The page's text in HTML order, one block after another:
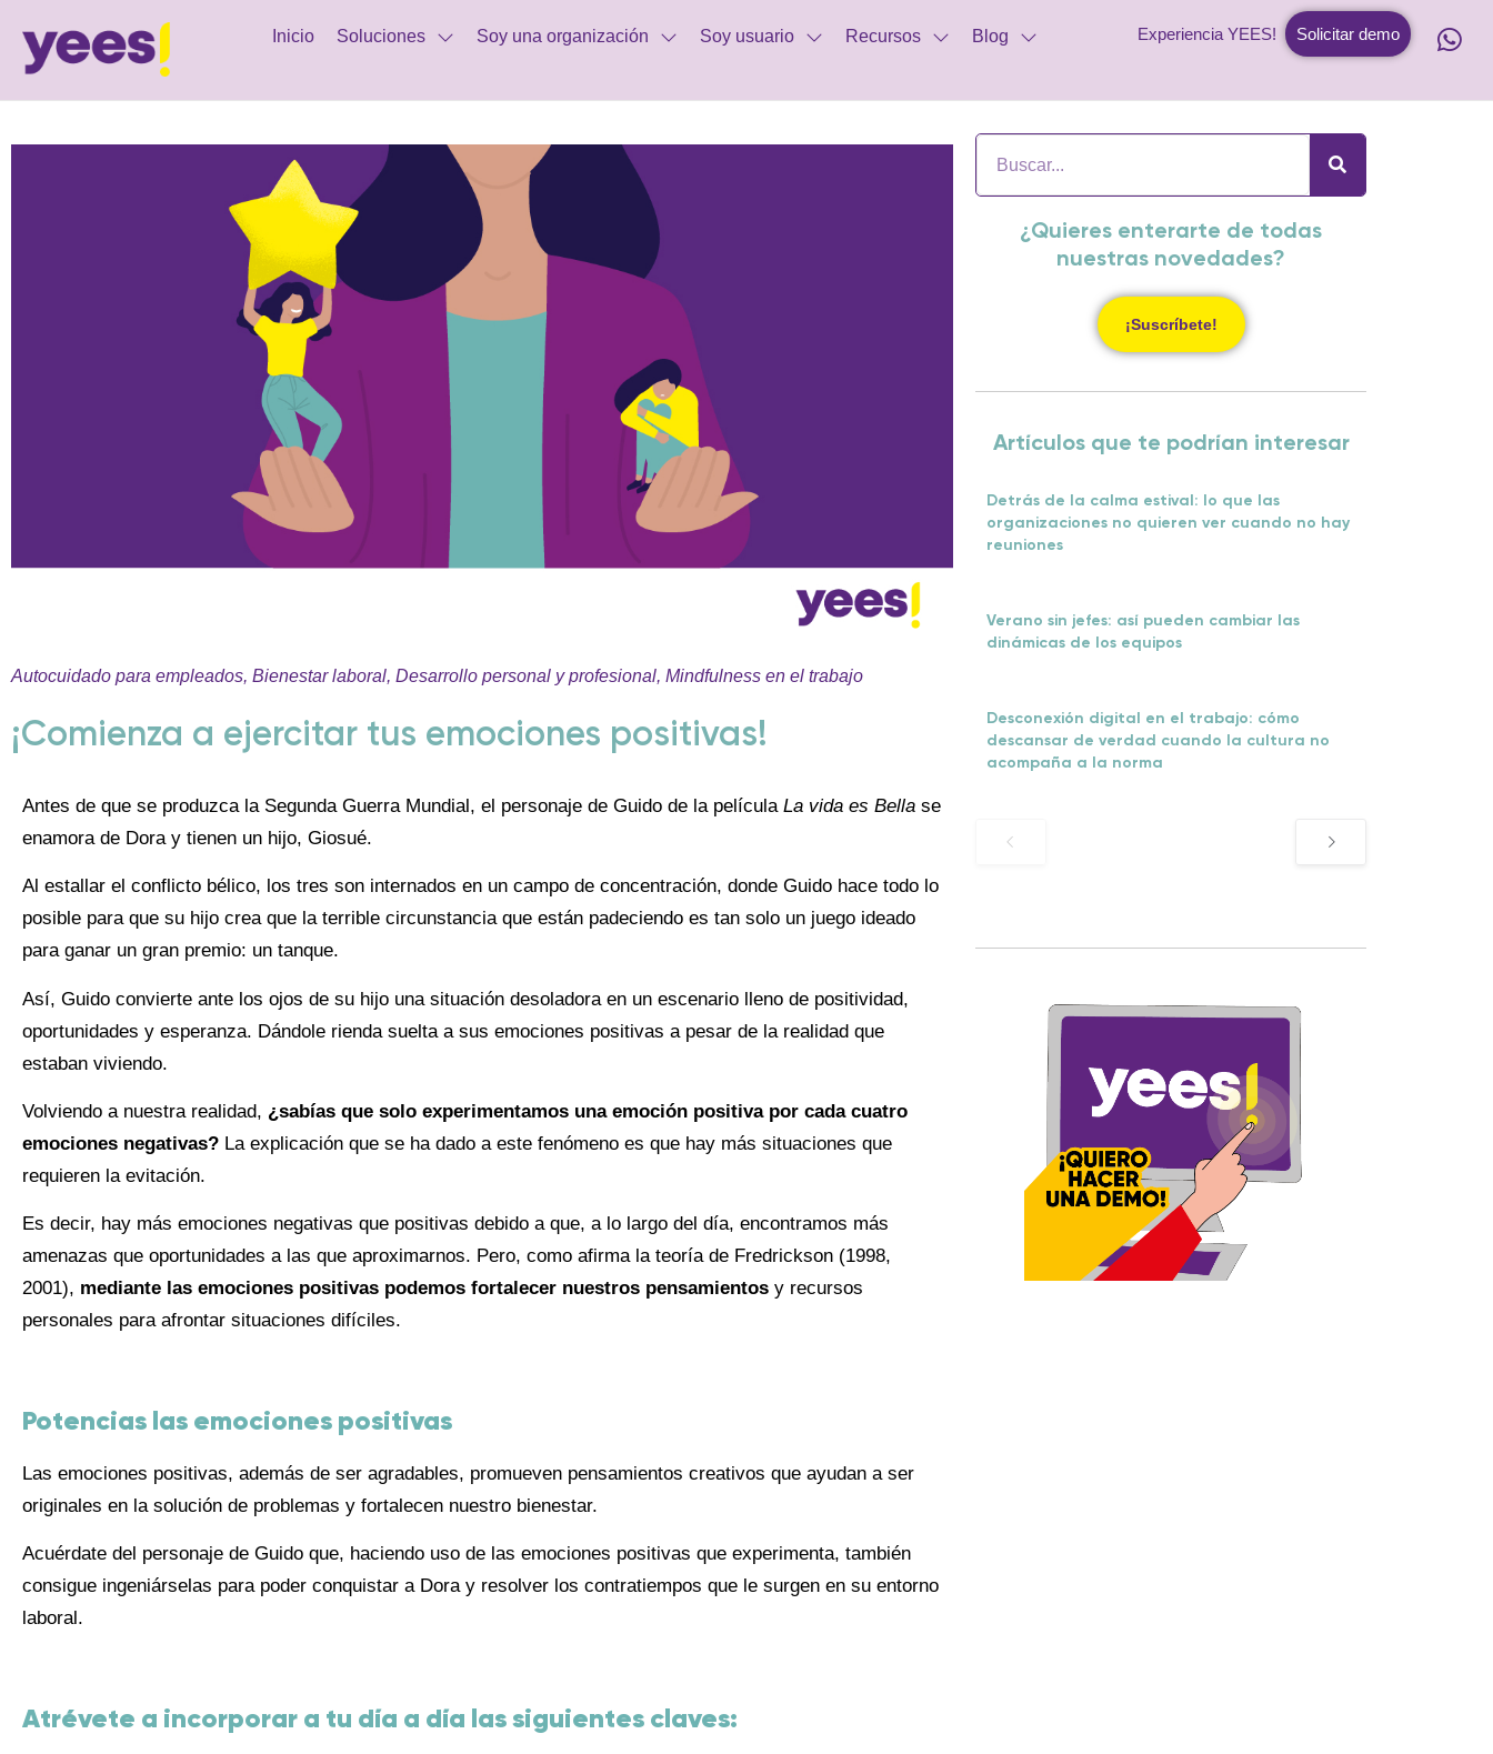
Inicio Soluciones Soy una organización Soy usuario Recursos Blog Experiencia YEES! Solicitar demo
Autocuidado para empleados, Bienestar laboral, Desarrollo personal y profesional, Mindfulness en el trabajo
¡Comienza a ejercitar tus emociones positivas!
Antes de que se produzca la Segunda Guerra Mundial, el personaje de Guido de la película La vida es Bella se
enamora de Dora y tienen un hijo, Giosué.
Al estallar el conflicto bélico, los tres son internados en un campo de concentración, donde Guido hace todo lo
posible para que su hijo crea que la terrible circunstancia que están padeciendo es tan solo un juego ideado
para ganar un gran premio: un tanque.
Así, Guido convierte ante los ojos de su hijo una situación desoladora en un escenario lleno de positividad,
oportunidades y esperanza. Dándole rienda suelta a sus emociones positivas a pesar de la realidad que
estaban viviendo.
Volviendo a nuestra realidad, ¿sabías que solo experimentamos una emoción positiva por cada cuatro
emociones negativas? La explicación que se ha dado a este fenómeno es que hay más situaciones que
requieren la evitación.
Es decir, hay más emociones negativas que positivas debido a que, a lo largo del día, encontramos más
amenazas que oportunidades a las que aproximarnos. Pero, como afirma la teoría de Fredrickson (1998,
2001), mediante las emociones positivas podemos fortalecer nuestros pensamientos y recursos
personales para afrontar situaciones difíciles.
Potencias las emociones positivas
Las emociones positivas, además de ser agradables, promueven pensamientos creativos que ayudan a ser
originales en la solución de problemas y fortalecen nuestro bienestar.
Acuérdate del personaje de Guido que, haciendo uso de las emociones positivas que experimenta, también
consigue ingeniárselas para poder conquistar a Dora y resolver los contratiempos que le surgen en su entorno
laboral.
Atrévete a incorporar a tu día a día las siguientes claves:
¿Quieres enterarte de todas
nuestras novedades?
¡Suscríbete!
Artículos que te podrían interesar
Detrás de la calma estival: lo que las
organizaciones no quieren ver cuando no hay
reuniones
Verano sin jefes: así pueden cambiar las
dinámicas de los equipos
Desconexión digital en el trabajo: cómo
descansar de verdad cuando la cultura no
acompaña a la norma